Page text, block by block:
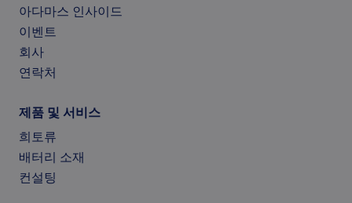
아다마스 인사이드
이벤트
회사
연락처
제품 및 서비스
희토류
배터리 소재
컨설팅
아래 양식을 작성해 주세요. 이 양식은 reCAPTCHA로
보호되며, Google